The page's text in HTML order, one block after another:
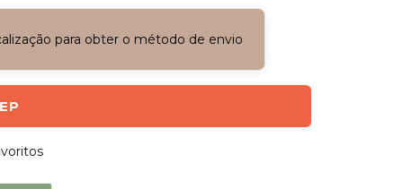
para obter o método de envio